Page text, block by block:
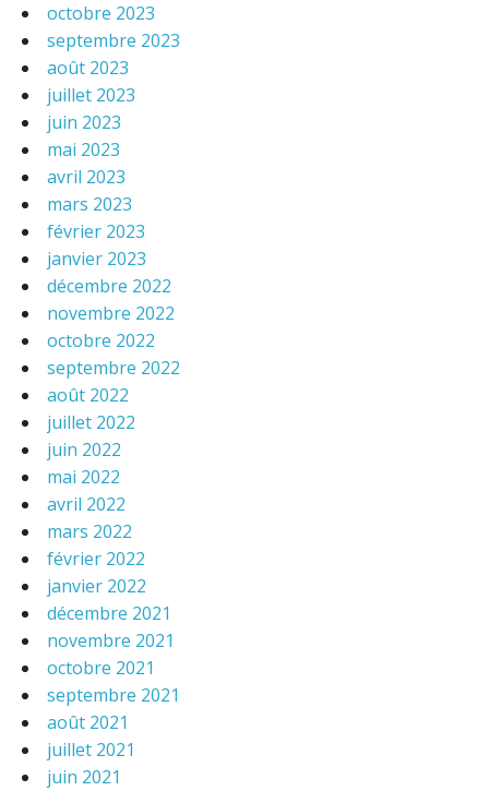
octobre 2023
septembre 2023
août 2023
juillet 2023
juin 2023
mai 2023
avril 2023
mars 2023
février 2023
janvier 2023
décembre 2022
novembre 2022
octobre 2022
septembre 2022
août 2022
juillet 2022
juin 2022
mai 2022
avril 2022
mars 2022
février 2022
janvier 2022
décembre 2021
novembre 2021
octobre 2021
septembre 2021
août 2021
juillet 2021
juin 2021